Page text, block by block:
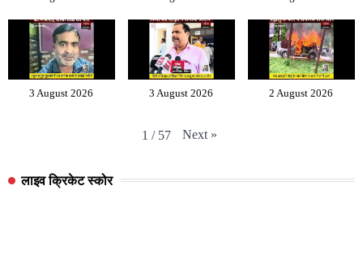
3 August 2026 3 August 2026 2 August 2026
1 / 57 Next »
लाइव क्रिकेट स्कोर